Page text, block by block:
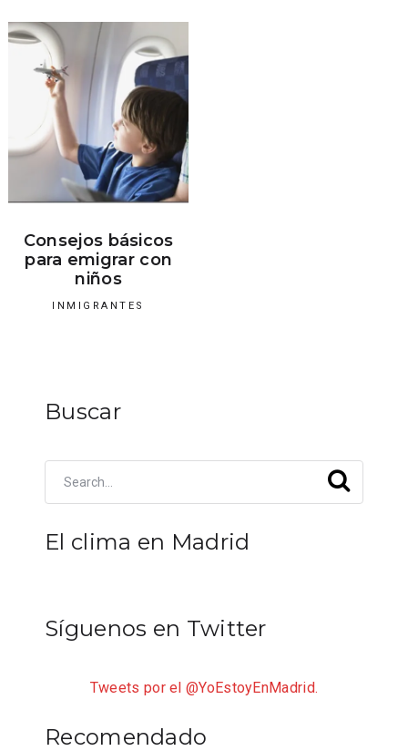
Consejos básicos
para emigrar con
niños
INMIGRANTES
Buscar
El clima en Madrid
Síguenos en Twitter
Tweets por el @YoEstoyEnMadrid.
Recomendado